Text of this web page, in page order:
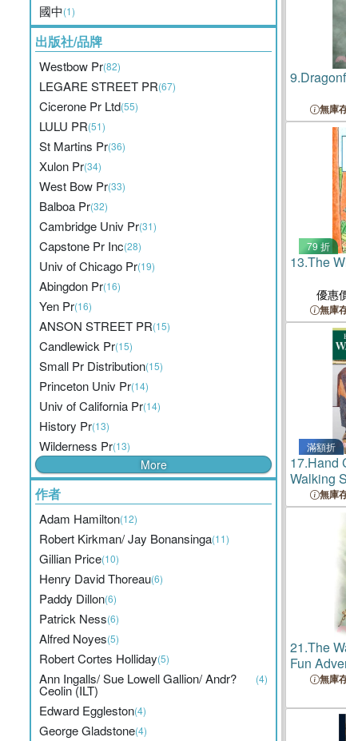
國中(1)
出版社/品牌
Westbow Pr(82)
LEGARE STREET PR(67)
Cicerone Pr Ltd(55)
LULU PR(51)
St Martins Pr(36)
Xulon Pr(34)
West Bow Pr(33)
Balboa Pr(32)
Cambridge Univ Pr(31)
Capstone Pr Inc(28)
Univ of Chicago Pr(19)
Abingdon Pr(16)
Yen Pr(16)
ANSON STREET PR(15)
Candlewick Pr(15)
Small Pr Distribution(15)
Princeton Univ Pr(14)
Univ of California Pr(14)
History Pr(13)
Wilderness Pr(13)
More
作者
Adam Hamilton(12)
Robert Kirkman/ Jay Bonansinga(11)
Gillian Price(10)
Henry David Thoreau(6)
Paddy Dillon(6)
Patrick Ness(6)
Alfred Noyes(5)
Robert Cortes Holliday(5)
Ann Ingalls/ Sue Lowell Gallion/ Andr?
Ceolin (ILT)
(4)
Edward Eggleston(4)
George Gladstone(4)
9.
無庫
79 折
13.The
優惠
無庫
滿額折
17.Hand
Walking
無庫
21.The
Fun
無庫